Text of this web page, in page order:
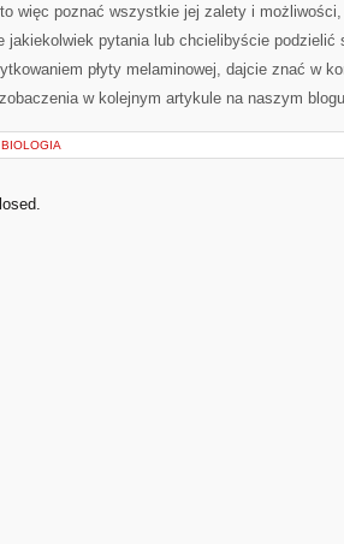
więc poznać wszystkie⁢ jej zalety i
jakiekolwiek⁤ pytania lub chcielibyście podzielić
płyty melaminowej, dajcie znać w
w kolejnym artykule na ‍naszym‍
BIOLOGIA